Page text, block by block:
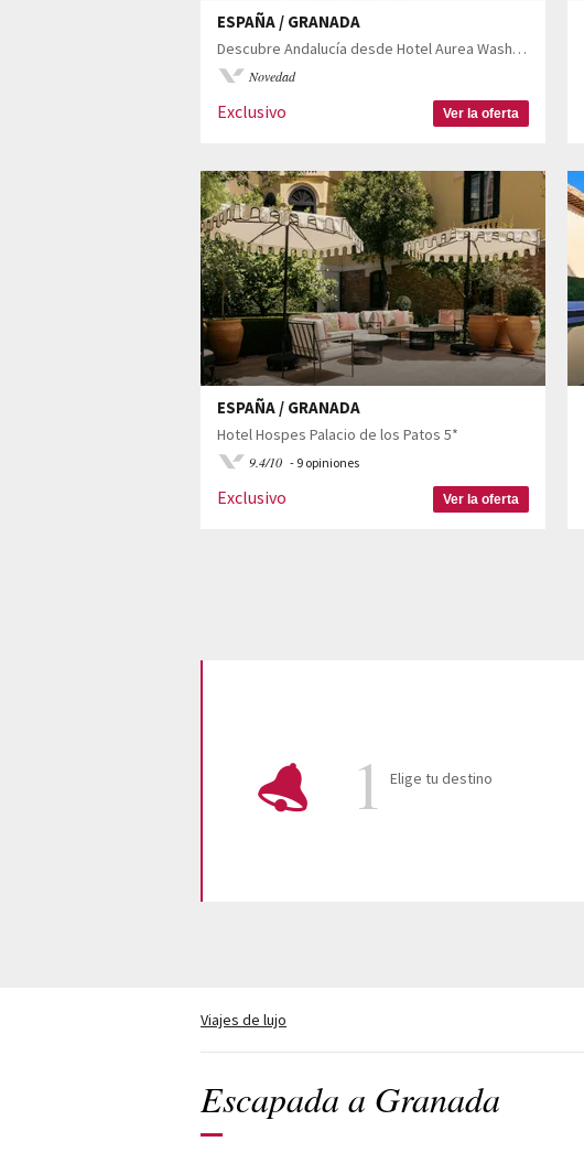
ESPAÑA / GRANADA
Descubre Andalucía desde Hotel Aurea Washington Irving 5* con posible extensión a Málaga
Novedad
Exclusivo Ver la oferta
ESPAÑA / GRANADA
Hotel Hospes Palacio de los Patos 5*
9.4/10 - 9 opiniones
Exclusivo Ver la oferta
Elige tu destino
Viajes de lujo
Escapada a Granada